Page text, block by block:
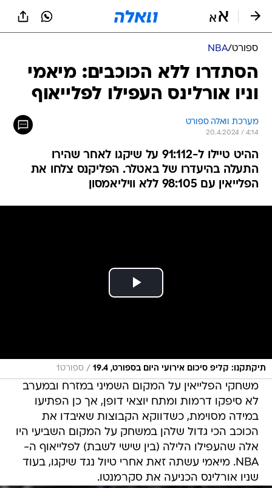
ספורט/
NBA
הסתדרו ללא הכוכבים: מיאמי
וניו אורלינס העפילו לפלייאוף
מערכת וואלה ספורט
20.4.2024 / 4:14
ההיט טיילו ל-91:112 על שיקגו לאחר שהירו
התעלה בהיעדרו של באטלר. הפליקנס צלחו את
הפלייאין עם 98:105 ללא וויליאמסון
תיקתקנו: קליפ סיכום אירועי היום בספורט, 19.4 / ספורט1
משחקי הפלייאין על המקום השמיני במזרח ובמערב
לא סיפקו דרמות ומתח יוצאי דופן, אך כן הפתיעו
במידה מסוימת, כשדווקא הקבוצות שאיבדו את
הכוכב הכי גדול שלהן במשחק על המקום השביעי היו
אלה שהעפילו הלילה (בין שישי לשבת) לפלייאוף ה-
NBA. מיאמי עשתה זאת אחרי טיול נגד שיקגו, בעוד
שניו אורלינס הכניעה את סקרמנטו.